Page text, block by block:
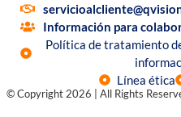
Información para
Política de tratamiento
Línea ética
© Copyright 2026 | All Rights